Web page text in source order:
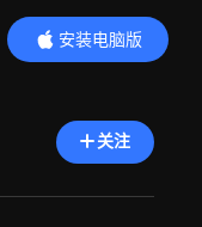
安装电脑版
内容更精彩
关注